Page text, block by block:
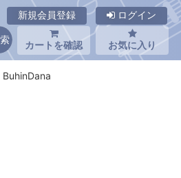
新規会員登録 ログイン
カートを確認 お気に入り